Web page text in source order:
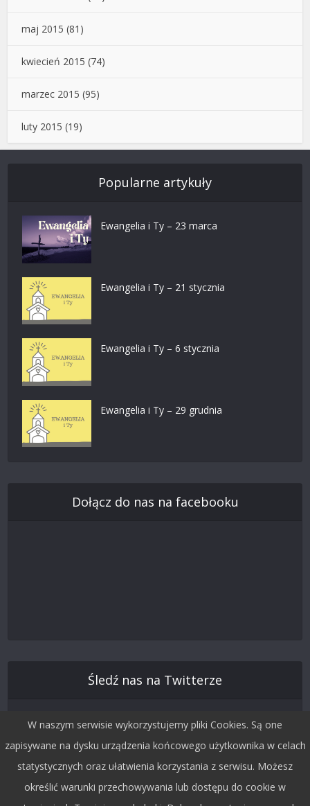
maj 2015 (81)
kwiecień 2015 (74)
marzec 2015 (95)
luty 2015 (19)
Popularne artykuły
Ewangelia i Ty – 23 marca
Ewangelia i Ty – 21 stycznia
Ewangelia i Ty – 6 stycznia
Ewangelia i Ty – 29 grudnia
Dołącz do nas na facebooku
Śledź nas na Twitterze
W naszym serwisie wykorzystujemy pliki Cookies. Są one
zapisywane na dysku urządzenia końcowego użytkownika w celach
statystycznych oraz ułatwienia korzystania z serwisu. Możesz
określić warunki przechowywania lub dostępu do cookie w